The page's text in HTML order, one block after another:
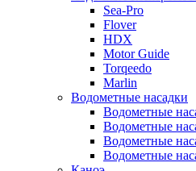
Sea-Pro
Flover
HDX
Motor Guide
Torqeedo
Marlin
Водометные насадки
Водометные
Водометные
Водометные
Водометные